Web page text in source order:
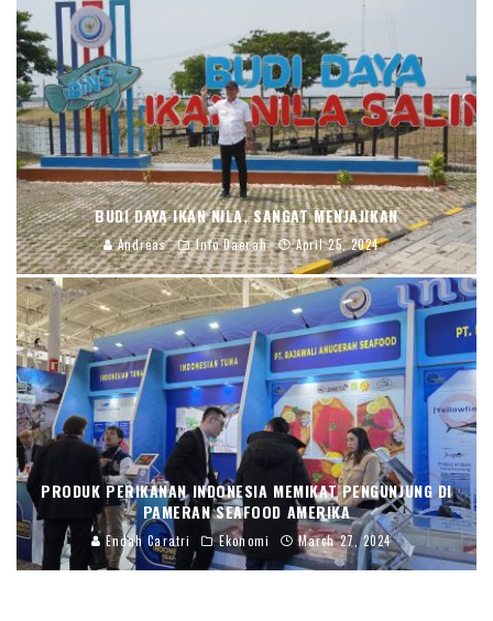
BUDI DAYA IKAN NILA, SANGAT MENJAJIKAN
Andreas Info Daerah April 25, 2024
PRODUK PERIKANAN INDONESIA MEMIKAT PENGUNJUNG DI
PAMERAN SEAFOOD AMERIKA
Endah Caratri Ekonomi March 27, 2024